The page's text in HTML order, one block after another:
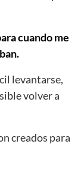
cuando me
levantarse,
volver a
creados para